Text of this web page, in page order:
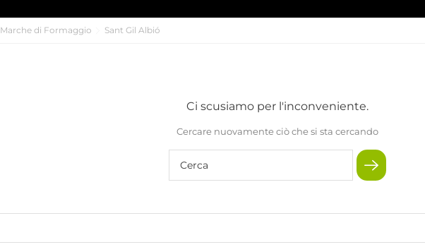
Marche di Formaggio Sant Gil Albió
Ci scusiamo per l'inconveniente.
Cercare nuovamente ciò che si sta cercando